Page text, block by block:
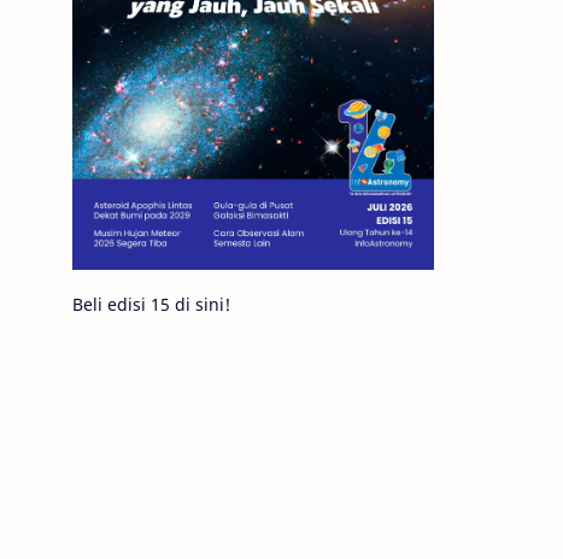
Hoax Bima Sakti
Meteor Gerhana
Komet ISON Jupiter
Planet Kerdil Bumi
Pengetahuan Berita
Beli edisi 15 di sini!